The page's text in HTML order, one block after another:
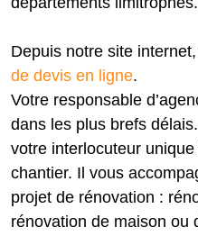
Depuis notre site
de devis en ligne.
Votre responsable
dans les plus brefs
votre interlocuteur
chantier. Il vous
projet de rénovation :
rénovation de maison ou